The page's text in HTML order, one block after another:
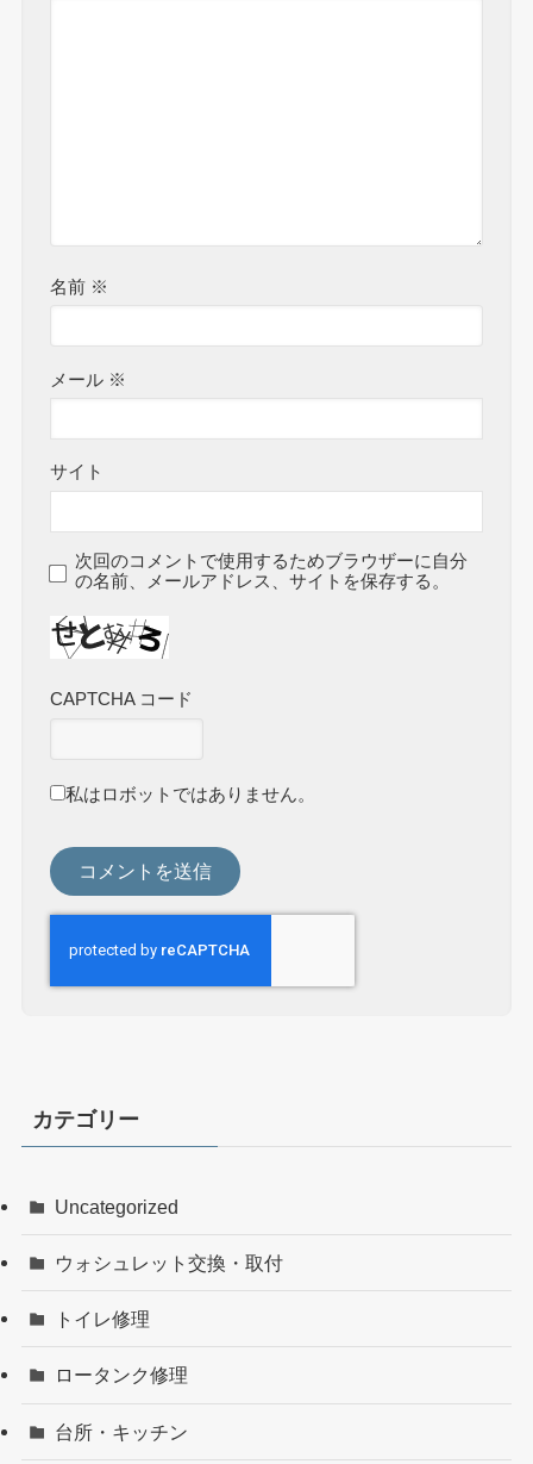
名前 ※
メール ※
サイト
次回のコメントで使用するためブラウザーに自分
の名前、メールアドレス、サイトを保存する。
CAPTCHA コード
私はロボットではありません。
カテゴリー
Uncategorized
ウォシュレット交換・取付
トイレ修理
ロータンク修理
台所・キッチン